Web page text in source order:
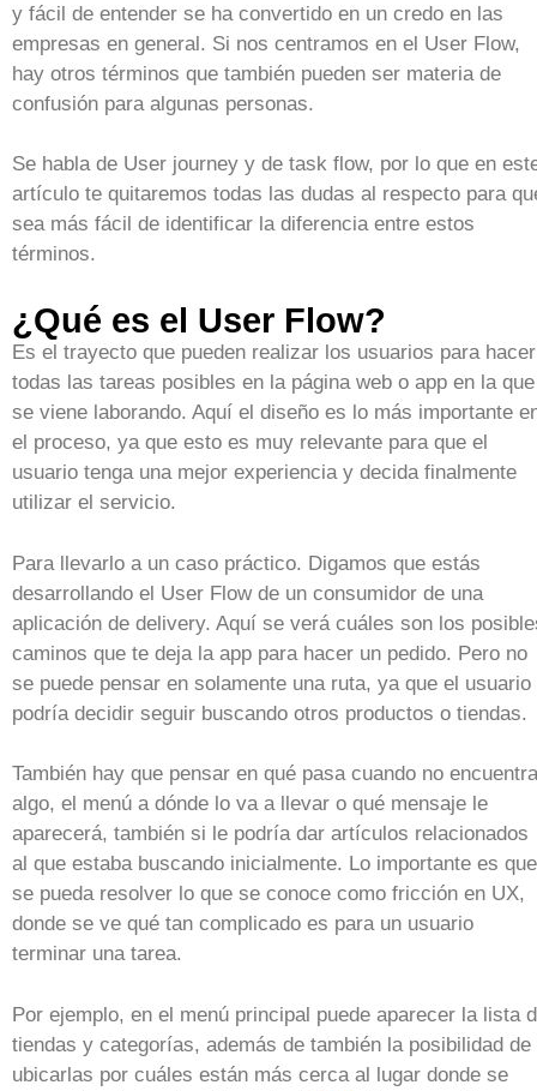
y fácil de entender se ha convertido en un credo en las
empresas en general. Si nos centramos en el User Flow,
hay otros términos que también pueden ser materia de
confusión para algunas personas.
Se habla de User journey y de task flow, por lo que en
artículo te quitaremos todas las dudas al respecto para
sea más fácil de identificar la diferencia entre estos
términos.
¿Qué es el User Flow?
Es el trayecto que pueden realizar los usuarios para hacer
todas las tareas posibles en la página web o app en la que
se viene laborando. Aquí el diseño es lo más importante
el proceso, ya que esto es muy relevante para que el
usuario tenga una mejor experiencia y decida finalmente
utilizar el servicio.
Para llevarlo a un caso práctico. Digamos que estás
desarrollando el User Flow de un consumidor de una
aplicación de delivery. Aquí se verá cuáles son los
caminos que te deja la app para hacer un pedido. Pero no
se puede pensar en solamente una ruta, ya que el usuario
podría decidir seguir buscando otros productos o tiendas.
También hay que pensar en qué pasa cuando no encuentra
algo, el menú a dónde lo va a llevar o qué mensaje le
aparecerá, también si le podría dar artículos relacionados
al que estaba buscando inicialmente. Lo importante es que
se pueda resolver lo que se conoce como fricción en UX,
donde se ve qué tan complicado es para un usuario
terminar una tarea.
Por ejemplo, en el menú principal puede aparecer la lista
tiendas y categorías, además de también la posibilidad de
ubicarlas por cuáles están más cerca al lugar donde se